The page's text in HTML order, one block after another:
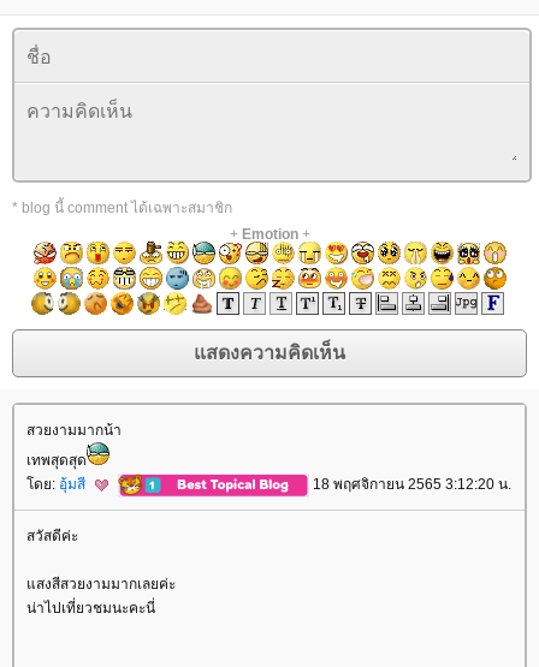
* blog นี้ comment ได้เฉพาะสมาชิก
+ Emotion+
สวยงามมากน้า
เทพสุดสุด
ดย: อุ้มสี 18 พฤศจิกายน 2565 3:12:20 น.
สวัสดีค่ะ
สงสีสวยงามมากเลยค่ะ
น่าไปเที่ยวชมนะคะนี่